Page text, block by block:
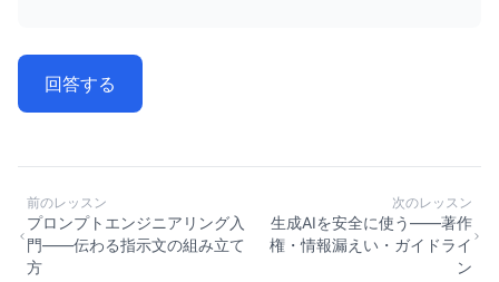
回答する
前のレッスン
プロンプトエンジニアリング入
門——伝わる指示文の組み立て
方
次のレッスン
生成AIを安全に使う——著作
権・情報漏えい・ガイドライ
ン